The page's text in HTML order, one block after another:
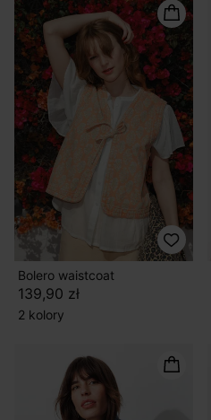
Bolero waistcoat
139,90 zł
2 kolory